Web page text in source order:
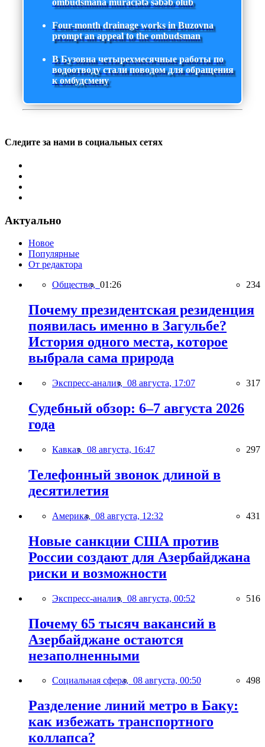
Four-month drainage works in Buzovna
prompt an appeal to the ombudsman
В Бузовна четырехмесячные работы по
водоотводу стали поводом для обращения
к омбудсмену
Следите за нами в социальных сетях
Актуально
Новое
Популярные
От редактора
Общество, 01:26 234
Почему президентская резиденция
появилась именно в Загульбе?
История одного места, которое
выбрала сама природа
Экспресс-анализ, 08 августа, 17:07 317
Судебный обзор: 6–7 августа 2026
года
Кавказ, 08 августа, 16:47 297
Телефонный звонок длиной в
десятилетия
Америка, 08 августа, 12:32 431
Новые санкции США против
России создают для Азербайджана
риски и возможности
Экспресс-анализ, 08 августа, 00:52 516
Почему 65 тысяч вакансий в
Азербайджане остаются
незаполненными
Социальная сфера, 08 августа, 00:50 498
Разделение линий метро в Баку:
как избежать транспортного
коллапса?